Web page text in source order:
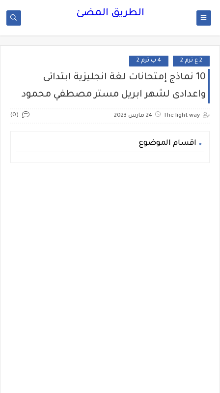
الطريق المضئ
2 ع ترم 2 4 ب ترم 2
10 نماذج إمتحانات لغة انجليزية ابتدائى
واعدادى لشهر ابريل مستر مصطفي محمود
The light way 24 مارس 2023 (0)
اقسام الموضوع